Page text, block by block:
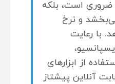
ضروری است، بلکه
و نرخ
با رعایت
از ابزارهای
آنلاین پیشتاز